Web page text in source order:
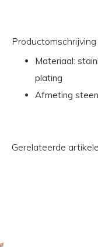
Productomschrijving
Materiaal:
plating
Afmeting
Gerelateerde